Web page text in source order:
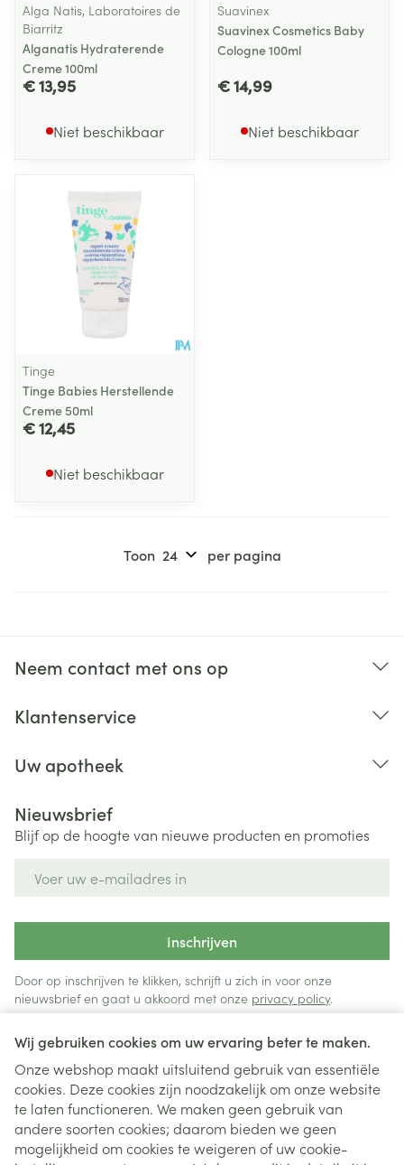
Wij gebruiken cookies om uw ervaring beter te maken.
Onze webshop maakt uitsluitend gebruik van essentiële
cookies. Deze cookies zijn noodzakelijk om onze website
te laten functioneren. We maken geen gebruik van
andere soorten cookies; daarom bieden we geen
mogelijkheid om cookies te weigeren of uw cookie-
Alga Natis, Laboratoires de
Biarritz
Alganatis Hydraterende
Creme 100ml
€ 13,95
Niet beschikbaar
Suavinex
Suavinex Cosmetics Baby
Cologne 100ml
€ 14,99
Niet beschikbaar
Tinge
Tinge Babies Herstellende
Creme 50ml
€ 12,45
Niet beschikbaar
Toon per pagina
Neem contact met ons op
Klantenservice
Uw apotheek
Nieuwsbrief
Blijf op de hoogte van nieuwe producten en promoties
Inschrijven
Door op inschrijven te klikken, schrijft u zich in voor onze
nieuwsbrief en gaat u akkoord met onze privacy policy.